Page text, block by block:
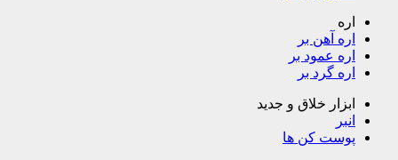
اره
اره آهن بر
اره عمود بر
اره گرد بر
ابزار خلاق و جدید
انبر
پوست کن ها